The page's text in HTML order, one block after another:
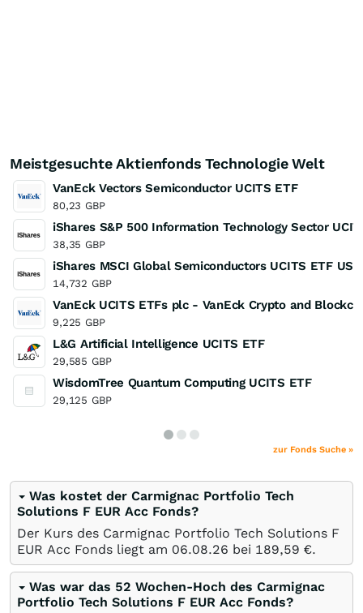
Meistgesuchte Aktienfonds Technologie Welt
VanEck Vectors Semiconductor UCITS ETF
80,23 GBP
iShares S&P 500 Information Technology Sector
38,35 GBP
iShares MSCI Global Semiconductors UCITS ETF
14,732 GBP
VanEck UCITS ETFs plc - VanEck Crypto and
9,225 GBP
L&G Artificial Intelligence UCITS ETF
29,585 GBP
WisdomTree Quantum Computing UCITS ETF
29,125 GBP
zur Fonds Suche »
Was kostet der Carmignac Portfolio Tech
Solutions F EUR Acc Fonds?
Der Kurs des Carmignac Portfolio Tech Solutions F
EUR Acc Fonds liegt am 06.08.26 bei 189,59 €.
Was war das 52 Wochen-Hoch des Carmignac
Portfolio Tech Solutions F EUR Acc Fonds?